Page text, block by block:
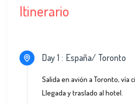
Itinerario
Day 1 : España/ Toronto
Salida en avión a Toronto, vía
Llegada y traslado al hotel.